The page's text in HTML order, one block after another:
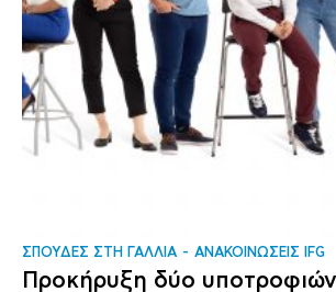
ΣΠΟΥΔΕΣ ΣΤΗ ΓΑΛΛΙΑ ΑΝΑΚΟΙΝΩΣΕΙΣ IFG
Προκήρυξη δύο